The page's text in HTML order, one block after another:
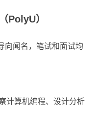
PolyU）
向闻名，笔试和面试均
计算机编程、设计分析